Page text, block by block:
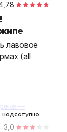
лавовое
(all
недоступно
на лодке
3,0